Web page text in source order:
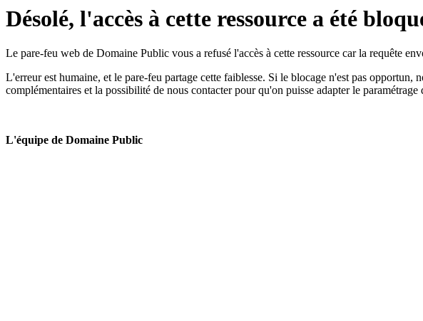
Désolé, l'accès à cette ressource a été
Le pare-feu web de Domaine Public vous a refusé l'accès à cette ressource car la requête
L'erreur est humaine, et le pare-feu partage cette faiblesse. Si le blocage n'est pas opportun,
complémentaires et la possibilité de nous contacter pour qu'on puisse adapter le paramétrage
L'équipe de Domaine Public